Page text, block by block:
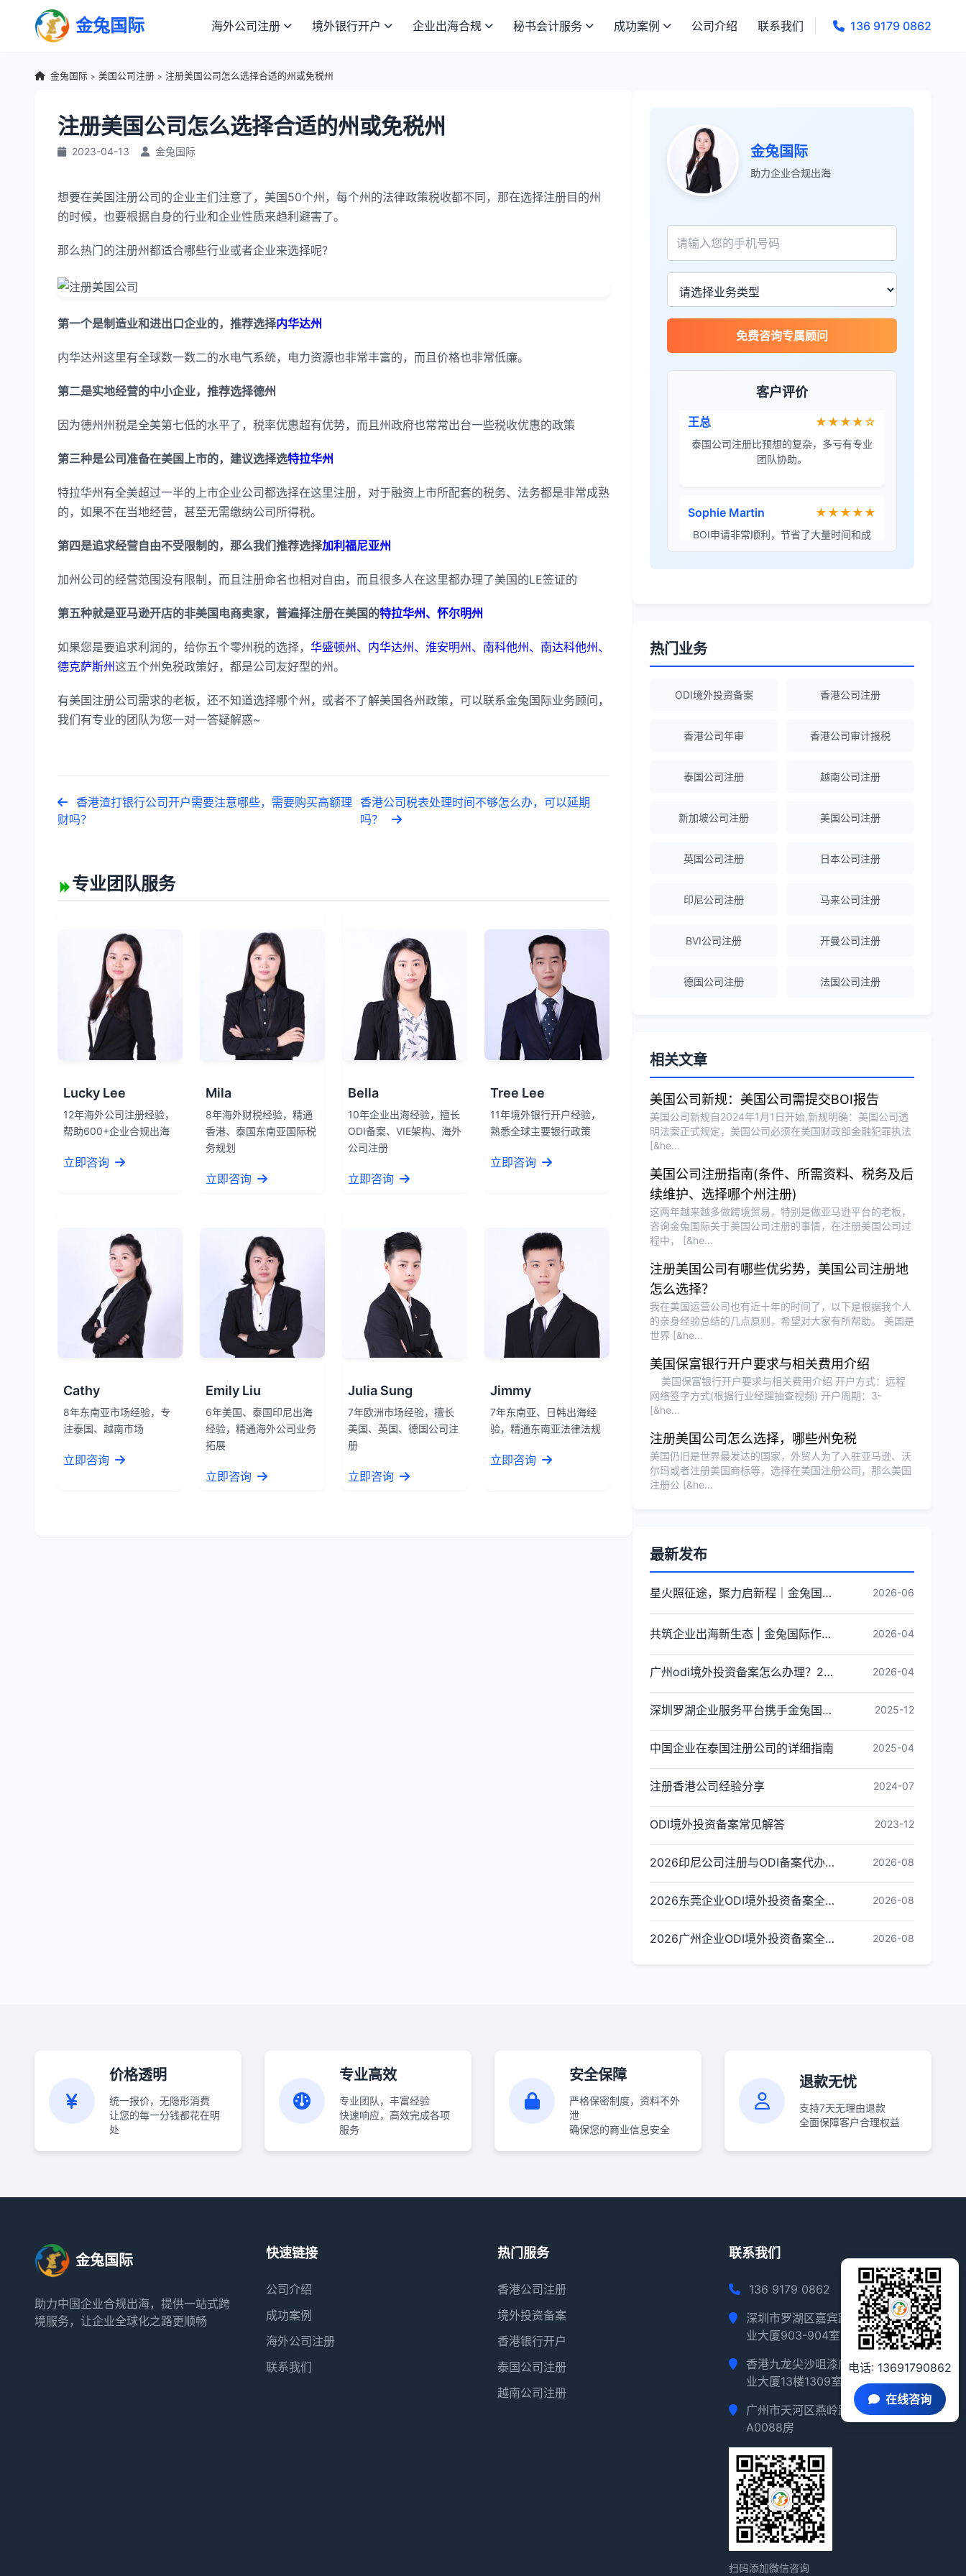
金兔国际 海外公司注册 境外银行开户 企业出海合规 秘书会计服务 成功案例 公司介绍 联系我们 136 9179 0862
金兔国际 > 美国公司注册 > 注册美国公司怎么选择合适的州或免税州
注册美国公司怎么选择合适的州或免税州
2023-04-13 金兔国际
想要在美国注册公司的企业主们注意了，美国50个州，每个州的法律政策税收都不同，那在选择注册目的州
的时候，也要根据自身的行业和企业性质来趋利避害了。
那么热门的注册州都适合哪些行业或者企业来选择呢?
第一个是制造业和进出口企业的，推荐选择内华达州
内华达州这里有全球数一数二的水电气系统，电力资源也非常丰富的，而且价格也非常低廉。
第二是实地经营的中小企业，推荐选择德州
因为德州州税是全美第七低的水平了，税率优惠超有优势，而且州政府也常常出台一些税收优惠的政策
第三种是公司准备在美国上市的，建议选择选特拉华州
特拉华州有全美超过一半的上市企业公司都选择在这里注册，对于融资上市所配套的税务、法务都是非常成熟
的，如果不在当地经营，甚至无需缴纳公司所得税。
第四是追求经营自由不受限制的，那么我们推荐选择加利福尼亚州
加州公司的经营范围没有限制，而且注册命名也相对自由，而且很多人在这里都办理了美国的LE签证的
第五种就是亚马逊开店的非美国电商卖家，普遍择注册在美国的特拉华州、怀尔明州
如果您是要追求利润的，给你五个零州税的选择， 华盛顿州、内华达州、淮安明州、南科他州、南达科他州、
德克萨斯州这五个州免税政策好，都是公司友好型的州。
有美国注册公司需求的老板，还不知道选择哪个州，或者不了解美国各州政策，可以联系金兔国际业务顾问，
我们有专业的团队为您一对一答疑解惑~
香港渣打银行公司开户需要注意哪些，需要购买高额理
财吗？
香港公司税表处理时间不够怎么办，可以延期
吗？
专业团队服务
Lucky Lee
12年海外公司注册经验，
帮助600+企业合规出海
立即咨询
Mila
8年海外财税经验，精通
香港、泰国东南亚国际税
务规划
立即咨询
Bella
10年企业出海经验，擅长
ODI备案、VIE架构、海外
公司注册
立即咨询
Tree Lee
11年境外银行开户经验，
熟悉全球主要银行政策
立即咨询
Cathy
8年东南亚市场经验，专
注泰国、越南市场
立即咨询
Emily Liu
6年美国、泰国印尼出海
经验，精通海外公司业务
拓展
立即咨询
Julia Sung
7年欧洲市场经验，擅长
美国、英国、德国公司注
册
立即咨询
Jimmy
7年东南亚、日韩出海经
验，精通东南亚法律法规
立即咨询
金兔国际
助力企业合规出海
免费咨询专属顾问
客户评价
张先生
服务专业高效，一周就完成了泰国公司注
James Wilson ★★★★★
金兔国际帮我们完成了泰国建厂的所有法
王总 ★★★★☆
泰国公司注册比预想的复杂，多亏有专业
团队协助。
Sophie Martin ★★★★★
BOI申请非常顺利，节省了大量时间和成
Robert Chen ★★★★☆
陈经理 ★★★★★
海外公司注册服务非常专业，顾问响应迅
越南公司注册全程指导，文件准备非常专
Michael Liu
泰国公司注册和银行开户服务高效，推
荐！
泰国BOI申请+建厂规划一站式服务，完
美！
Olivia Wang
满意。
热门业务
ODI境外投资备案 香港公司注册
香港公司年审 香港公司审计报税
泰国公司注册 越南公司注册
新加坡公司注册 美国公司注册
英国公司注册 日本公司注册
印尼公司注册 马来公司注册
BVI公司注册 开曼公司注册
德国公司注册 法国公司注册
相关文章
美国公司新规：美国公司需提交BOI报告
美国公司新规自2024年1月1日开始,新规明确：美国公司透
明法案正式规定，美国公司必须在美国财政部金融犯罪执法
[&he…
美国公司注册指南(条件、所需资料、税务及后
续维护、选择哪个州注册)
这两年越来越多做跨境贸易，特别是做亚马逊平台的老板，
咨询金兔国际关于美国公司注册的事情，在注册美国公司过
程中， [&he…
注册美国公司有哪些优劣势，美国公司注册地
怎么选择？
我在美国运营公司也有近十年的时间了，以下是根据我个人
的亲身经验总结的几点原则，希望对大家有所帮助。 美国是
世界 [&he…
美国保富银行开户要求与相关费用介绍
美国保富银行开户要求与相关费用介绍 开户方式：远程
网络签字方式(根据行业经理抽查视频) 开户周期：3-
[&he…
注册美国公司怎么选择，哪些州免税
美国仍旧是世界最发达的国家，外贸人为了入驻亚马逊、沃
尔玛或者注册美国商标等，选择在美国注册公司，那么美国
注册公 [&he…
最新发布
星火照征途，聚力启新程｜金兔国际井冈山红色研学团建圆满收官 2026-06
共筑企业出海新生态 | 金兔国际作为代表单位亮相宝安区出海服务中心揭牌仪式 2026-04
广州odi境外投资备案怎么办理？2026年最新流程详解 2026-04
深圳罗湖企业服务平台携手金兔国际ODI备案专家,共建跨境出海全链条服务新生态 2025-12
中国企业在泰国注册公司的详细指南 2025-04
注册香港公司经验分享 2024-07
ODI境外投资备案常见解答 2023-12
2026印尼公司注册与ODI备案代办全攻略｜中企出海合规办理指南 2026-08
2026东莞企业ODI境外投资备案全流程指南（材料、流程、合规要点及代办机构推荐） 2026-08
2026广州企业ODI境外投资备案全流程指南（材料、流程、各区合规要点） 2026-08
价格透明
统一报价，无隐形消费
让您的每一分钱都花在明
处
专业高效
专业团队，丰富经验
快速响应，高效完成各项
服务
安全保障
严格保密制度，资料不外
泄
确保您的商业信息安全
退款无忧
支持7天无理由退款
全面保障客户合理权益
金兔国际
助力中国企业合规出海，提供一站式跨
境服务，让企业全球化之路更顺畅
快速链接
公司介绍
成功案例
海外公司注册
联系我们
热门服务
香港公司注册
境外投资备案
香港银行开户
泰国公司注册
越南公司注册
联系我们
136 9179 0862
深圳市罗湖区嘉宾路2018路深华商
业大厦903-904室
香港九龙尖沙咀漆咸围2-4號金时商
业大厦13楼1309室
广州市天河区燕岭路123号7层
A0088房
扫码添加微信咨询
电话: 13691790862
在线咨询